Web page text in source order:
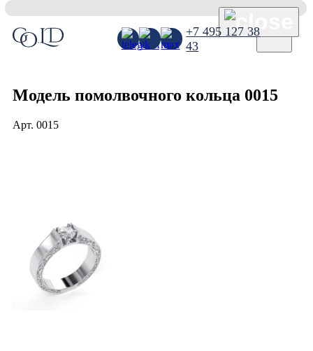
+7 495 127 38
43
Модель помолвочного кольца 0015
Арт. 0015
×